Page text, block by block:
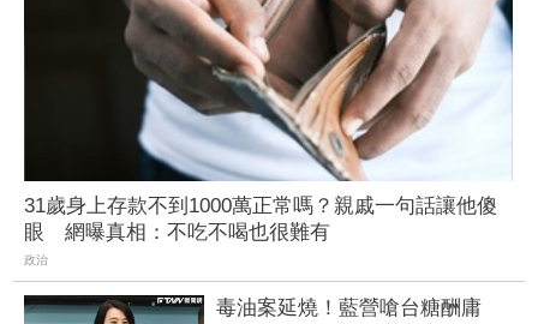
31歲身上存款不到1000萬正常嗎？親戚一句話讓他傻
眼 網曝真相：不吃不喝也很難有
政治
毒油案延燒！藍營嗆台糖酬庸